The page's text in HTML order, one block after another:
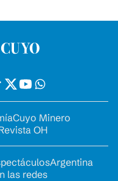
Cuyo Minero
OH
Argentina
las redes